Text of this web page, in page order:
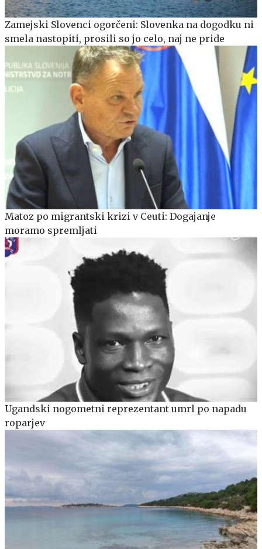
Zamejski Slovenci ogorčeni: Slovenka na dogodku ni
smela nastopiti, prosili so jo celo, naj ne pride
Matoz po migrantski krizi v Ceuti: Dogajanje
moramo spremljati
Ugandski nogometni reprezentant umrl po napadu
roparjev